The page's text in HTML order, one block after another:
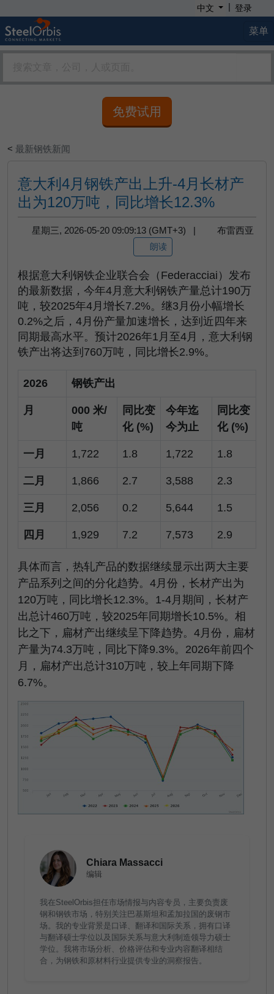
中文 | 登录
菜单
免费试用
< 最新钢铁新闻
意大利4月钢铁产出上升-4月长材产
出为120万吨，同比增长12.3%
星期三, 2026-05-20 09:09:13 (GMT+3) | 布雷西亚
朗读
根据意大利钢铁企业联合会（Federacciai）发布
的最新数据，今年4月意大利钢铁产量总计190万
吨，较2025年4月增长7.2%。继3月份小幅增长
0.2%之后，4月份产量加速增长，达到近四年来
同期最高水平。预计2026年1月至4月，意大利钢
铁产出将达到760万吨，同比增长2.9%。
2026 钢铁产出
月
000 米/
吨
同比变
化 (%)
今年迄
今为止
同比变
化 (%)
一月 1,722 1.8 1,722 1.8
二月 1,866 2.7 3,588 2.3
三月 2,056 0.2 5,644 1.5
四月 1,929 7.2 7,573 2.9
具体而言，热轧产品的数据继续显示出两大主要
产品系列之间的分化趋势。4月份，长材产出为
120万吨，同比增长12.3%。1-4月期间，长材产
出总计460万吨，较2025年同期增长10.5%。相
比之下，扁材产出继续呈下降趋势。4月份，扁材
产量为74.3万吨，同比下降9.3%。2026年前四个
月，扁材产出总计310万吨，较上年同期下降
6.7%。
Chiara Massacci
编辑
我在SteelOrbis担任市场情报与内容专员，主要负责废
钢和钢铁市场，特别关注巴基斯坦和孟加拉国的废钢市
场。我的专业背景是口译、翻译和国际关系，拥有口译
与翻译硕士学位以及国际关系与意大利制造领导力硕士
学位。我将市场分析、价格评估和专业内容翻译相结
合，为钢铁和原材料行业提供专业的洞察报告。